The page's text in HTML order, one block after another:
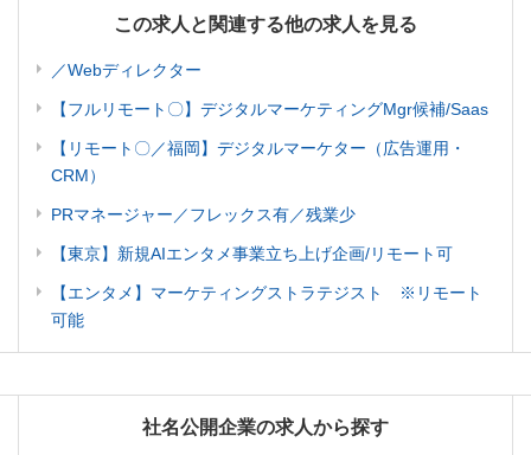
この求人と関連する他の求人を見る
／Webディレクター
【フルリモート〇】デジタルマーケティングMgr候補/Saas
【リモート〇／福岡】デジタルマーケター（広告運用・
CRM）
PRマネージャー／フレックス有／残業少
【東京】新規AIエンタメ事業立ち上げ企画/リモート可
【エンタメ】マーケティングストラテジスト ※リモート
可能
社名公開企業の求人から探す